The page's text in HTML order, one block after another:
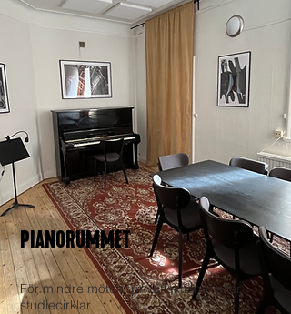
PIANORUMMET
För mindre möten, privatlektioner eller
studiecirklar